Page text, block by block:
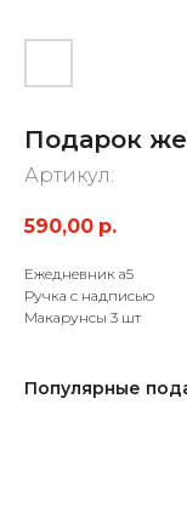
Подарок
Артикул:
590,00 р.
Ежедневник а5
Ручка с надписью
Макарунсы 3 шт
Популярные